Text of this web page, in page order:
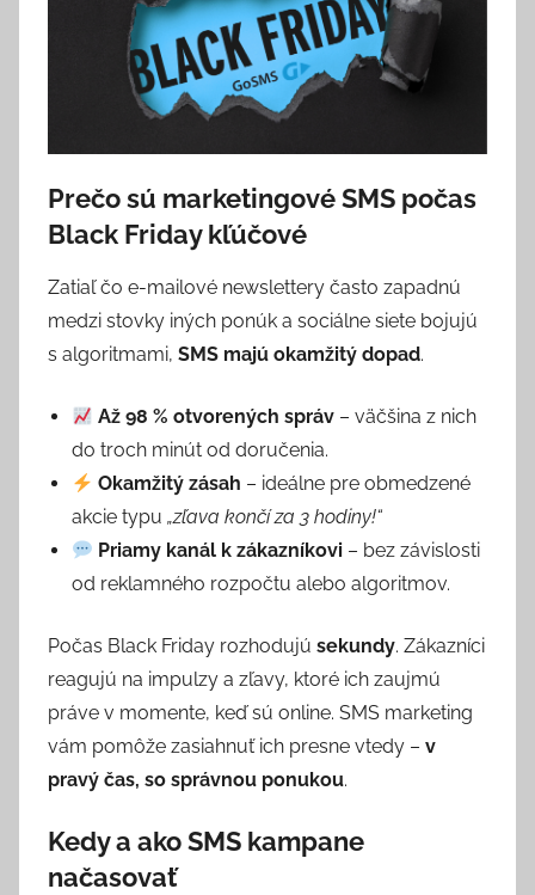
Prečo sú marketingové SMS počas
Black Friday kľúčové
Zatiaľ čo e-mailové newslettery často zapadnú
medzi stovky iných ponúk a sociálne siete bojujú
s algoritmami, SMS majú okamžitý dopad.
Až 98 % otvorených správ – väčšina z nich
do troch minút od doručenia.
Okamžitý zásah – ideálne pre obmedzené
akcie typu „zľava končí za 3 hodiny!“
Priamy kanál k zákazníkovi – bez závislosti
od reklamného rozpočtu alebo algoritmov.
Počas Black Friday rozhodujú sekundy. Zákazníci
reagujú na impulzy a zľavy, ktoré ich zaujmú
práve v momente, keď sú online. SMS marketing
vám pomôže zasiahnuť ich presne vtedy – v
pravý čas, so správnou ponukou.
Kedy a ako SMS kampane
načasovať